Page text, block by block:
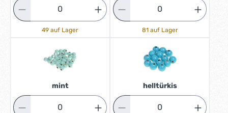
49 auf Lager 81 auf Lager
mint helltürkis